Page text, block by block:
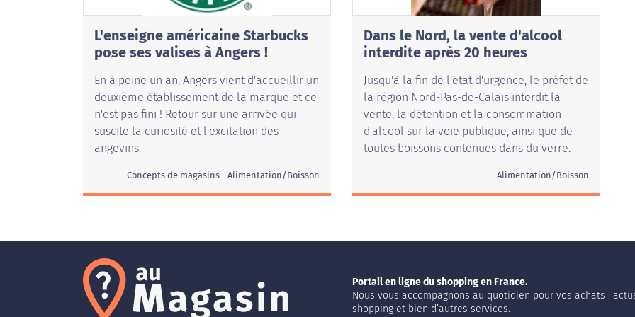
L'enseigne américaine Starbucks
pose ses valises à Angers !
En à peine un an, Angers vient d'accueillir un
deuxième établissement de la marque et ce
n'est pas fini ! Retour sur une arrivée qui
suscite la curiosité et l'excitation des
angevins.
Concepts de magasins Alimentation/Boisson
Dans le Nord, la vente d'alcool
interdite après 20 heures
Jusqu'à la fin de l'état d'urgence, le préfet de
la région Nord-Pas-de-Calais interdit la
vente, la détention et la consommation
d'alcool sur la voie publique, ainsi que de
toutes boissons contenues dans du verre.
Alimentation/Boisson
Portail en ligne du shopping en France.
Nous vous accompagnons au quotidien pour vos achats :
shopping et bien d’autres services.